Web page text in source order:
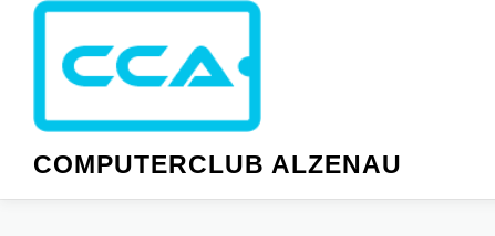
springen
COMPUTERCLUB ALZENAU